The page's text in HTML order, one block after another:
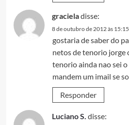
gracieladisse:
8 de outubro de 2012 às 15:15
gostaria de saber do
netos de tenorio jorge
tenorio ainda nao sei
mandem um imail se
Responder
Luciano S. disse: